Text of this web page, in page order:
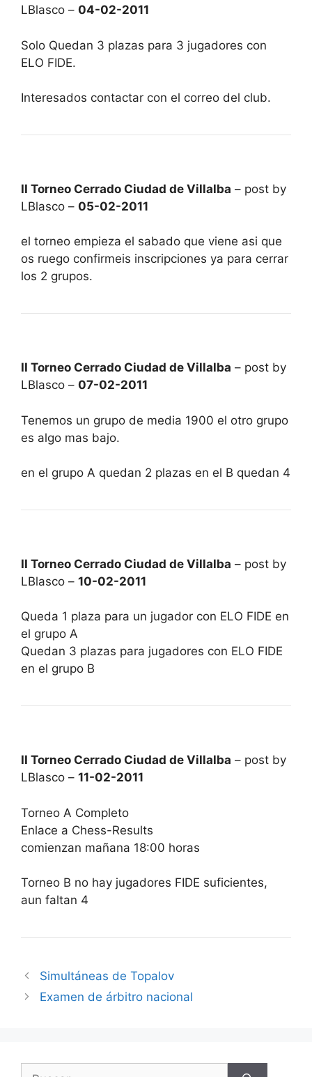
LBlasco – 04-02-2011
Solo Quedan 3 plazas para 3 jugadores con
ELO FIDE.
Interesados contactar con el correo del club.
II Torneo Cerrado Ciudad de Villalba – post by
LBlasco – 05-02-2011
el torneo empieza el sabado que viene asi que
os ruego confirmeis inscripciones ya para cerrar
los 2 grupos.
II Torneo Cerrado Ciudad de Villalba – post by
LBlasco – 07-02-2011
Tenemos un grupo de media 1900 el otro grupo
es algo mas bajo.
en el grupo A quedan 2 plazas en el B quedan 4
II Torneo Cerrado Ciudad de Villalba – post by
LBlasco – 10-02-2011
Queda 1 plaza para un jugador con ELO FIDE en
el grupo A
Quedan 3 plazas para jugadores con ELO FIDE
en el grupo B
II Torneo Cerrado Ciudad de Villalba – post by
LBlasco – 11-02-2011
Torneo A Completo
Enlace a Chess-Results
comienzan mañana 18:00 horas
Torneo B no hay jugadores FIDE suficientes,
aun faltan 4
Simultáneas de Topalov
Examen de árbitro nacional